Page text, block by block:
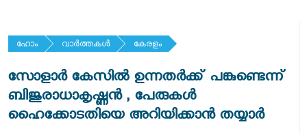
ഹോം വാര്‍ത്തകള്‍ കേരളം
സോളാര്‍ കേസില്‍ ഉന്നതര്‍ക്ക് പങ്കുണ്ടെന്ന്
ബിജുരാധാകൃഷ്ണന്‍ , പേരുകള്‍
ഹൈക്കോടതിയെ അറിയിക്കാന്‍ തയ്യാര്‍